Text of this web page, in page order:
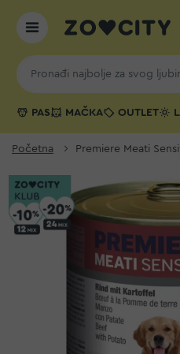
PAS MAČKA OUTLET
Početna Premiere Meati